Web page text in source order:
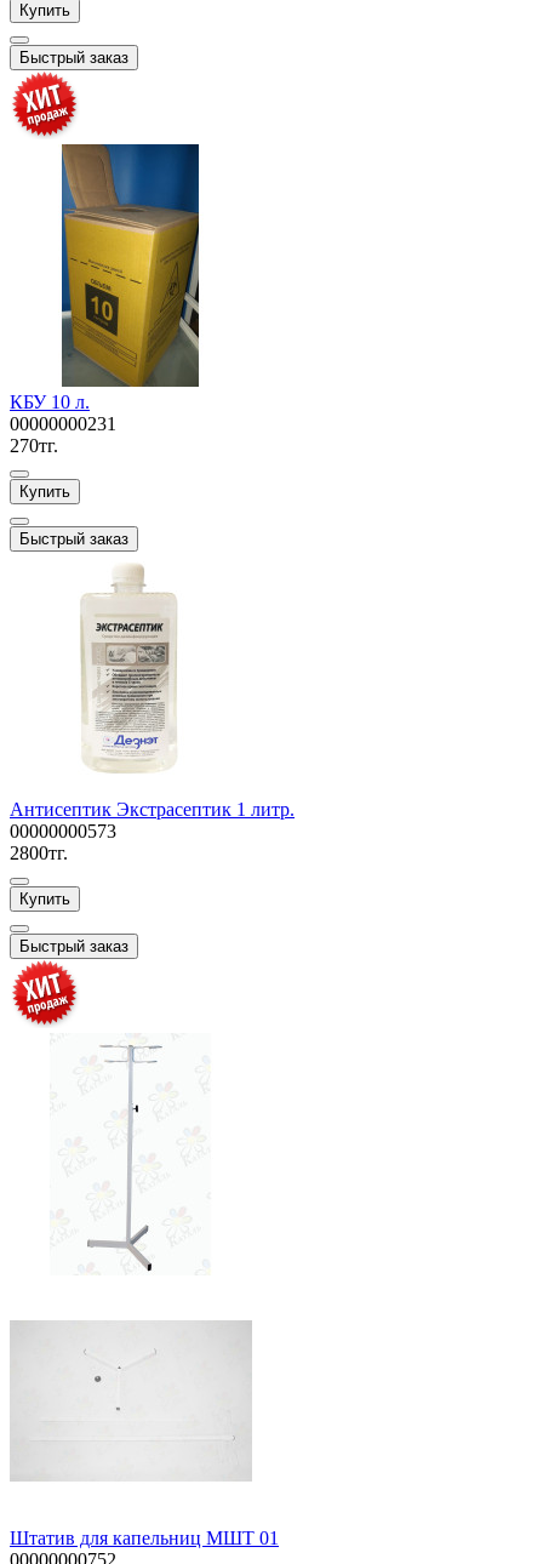
Купить
Быстрый заказ
КБУ 10 л.
00000000231
270тг.
Купить
Быстрый заказ
Антисептик Экстрасептик 1 литр.
00000000573
2800тг.
Купить
Быстрый заказ
Штатив для капельниц МШТ 01